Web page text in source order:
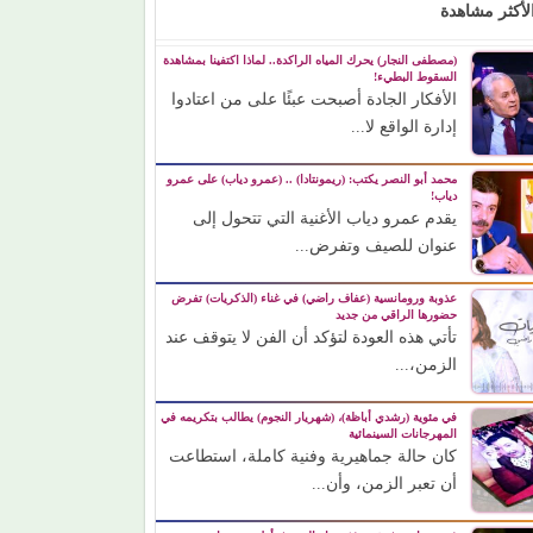
مشاهدة
(مصطفى النجار) يحرك المياه الراكدة.. لماذا اكتفينا بمشاهدة
السقوط البطيء!
الأفكار الجادة أصبحت عبئًا على من اعتادوا
إدارة الواقع لا...
محمد أبو النصر يكتب: (ريمونتادا) .. (عمرو دياب) على عمرو
دياب!
يقدم عمرو دياب الأغنية التي تتحول إلى
عنوان للصيف وتفرض...
عذوبة ورومانسية (عفاف راضي) في غناء (الذكريات) تفرض
حضورها الراقي من جديد
تأتي هذه العودة لتؤكد أن الفن لا يتوقف عند
الزمن،...
في مئوية (رشدي أباظة)، (شهريار النجوم) يطالب بتكريمه في
المهرجانات السينمائية
كان حالة جماهيرية وفنية كاملة، استطاعت
أن تعبر الزمن، وأن...